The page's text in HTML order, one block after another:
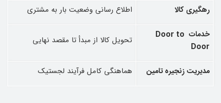
رهگیری کالا اطلاع‌ رسانی وضعیت بار به مشتری
خدمات Door to
Door
تحویل کالا از مبدأ تا مقصد نهایی
مدیریت زنجیره تامین هماهنگی کامل فرآیند لجستیک